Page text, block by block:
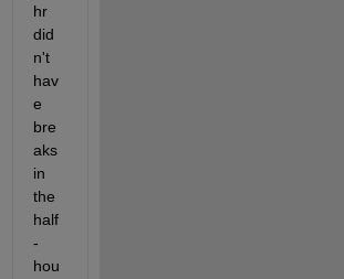
hr
did
n't
hav
e
bre
aks
in
the
half
-
hou